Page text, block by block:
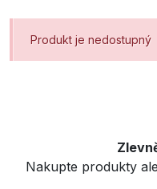
Produkt je nedostupný
Nakupte produkty